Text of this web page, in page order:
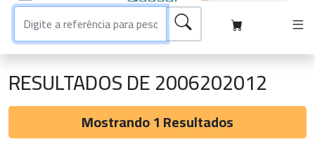
RESULTADOS DE 2006202012
Mostrando 1 Resultados